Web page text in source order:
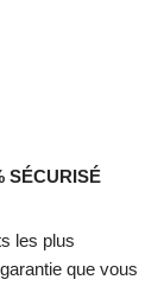
SÉCURISÉ
les plus
que vous